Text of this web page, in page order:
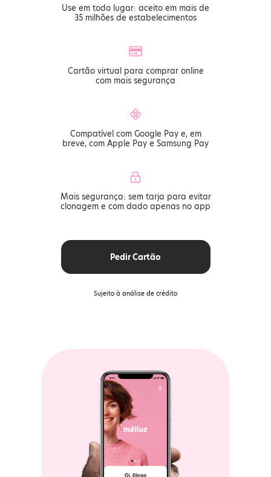
Use em todo lugar: aceito em mais de
35 milhões de estabelecimentos
Cartão virtual para comprar online
com mais segurança
Compatível com Google Pay e, em
breve, com Apple Pay e Samsung Pay
Mais segurança: sem tarja para evitar
clonagem e com dado apenas no app
Pedir Cartão
Sujeito à análise de crédito